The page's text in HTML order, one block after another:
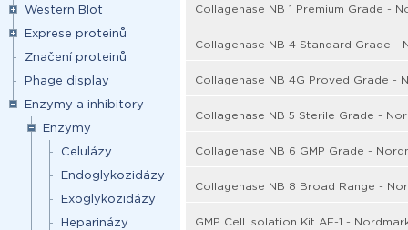
Western Blot
Exprese proteinů
Značení proteinů
Phage display
Enzymy a inhibitory
Enzymy
Celulázy
Endoglykozidázy
Exoglykozidázy
Heparinázy
Collagenase NB 1 Premium Grade -
Collagenase NB 4 Standard Grade -
Collagenase NB 4G Proved Grade -
Collagenase NB 5 Sterile Grade -
Collagenase NB 6 GMP Grade -
Collagenase NB 8 Broad Range -
GMP Cell Isolation Kit AF-1 -